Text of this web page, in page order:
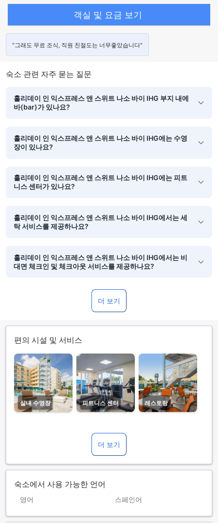
객실 및 요금 보기
"그래도 무료 조식, 직원 친절도는 너무좋았습니다"
숙소 관련 자주 묻는 질문
홀리데이 인 익스프레스 앤 스위트 나소 바이 IHG 부지 내에
바(bar)가 있나요?
홀리데이 인 익스프레스 앤 스위트 나소 바이 IHG에는 수영
장이 있나요?
홀리데이 인 익스프레스 앤 스위트 나소 바이 IHG에는 피트
니스 센터가 있나요?
홀리데이 인 익스프레스 앤 스위트 나소 바이 IHG에서는 세
탁 서비스를 제공하나요?
홀리데이 인 익스프레스 앤 스위트 나소 바이 IHG에서는 비
대면 체크인 및 체크아웃 서비스를 제공하나요?
더 보기
편의 시설 및 서비스
실내 수영장 피트니스 센터 레스토랑
더 보기
숙소에서 사용 가능한 언어
영어 스페인어